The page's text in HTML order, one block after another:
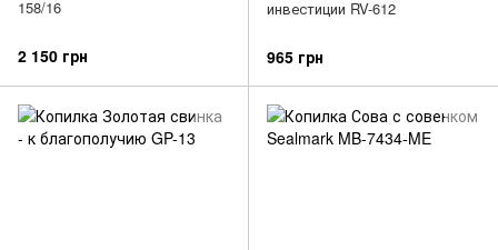
158/16
2 150 грн
инвестиции RV-612
965 грн